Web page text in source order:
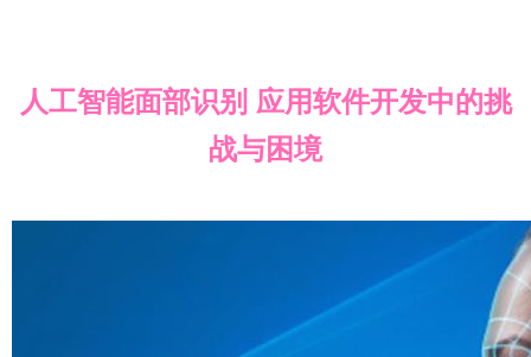
人工智能面部识别 应用软件开发中的挑
战与困境